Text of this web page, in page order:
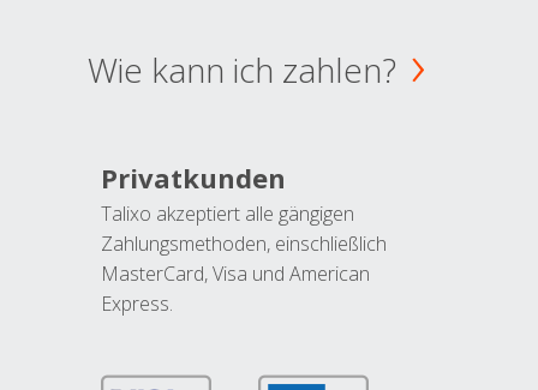
Wie kann ich zahlen?
Privatkunden
Talixo akzeptiert alle gängigen
Zahlungsmethoden, einschließlich
MasterCard, Visa und American
Express.